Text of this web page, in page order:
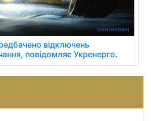
відключень
повідомляє Укренерго.